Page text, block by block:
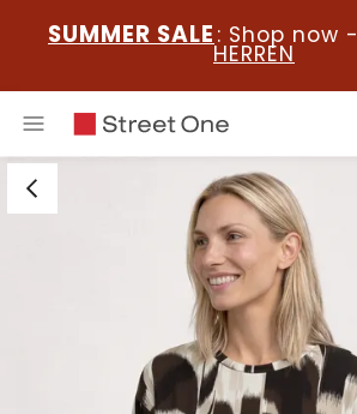
SUMMER SALE : Shop now -
HERREN